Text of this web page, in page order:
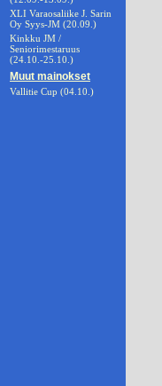
XLI Varaosaliike J. Sarin
Oy Syys-JM (20.09.)
Kinkku JM /
Seniorimestaruus
(24.10.-25.10.)
Muut mainokset
Vallitie Cup (04.10.)